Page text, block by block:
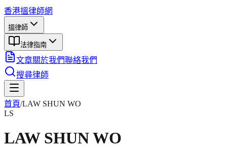
香港搵律師網
搵律師
法律指南
文章關於我們聯絡我們
搜尋律師
首頁/LAW SHUN WO
LS
LAW SHUN WO